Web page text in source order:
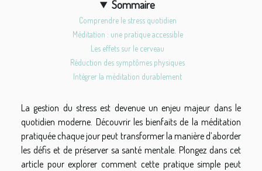
Sommaire
Comprendre le stress quotidien
Méditation : une pratique accessible
Les effets sur le cerveau
Réduction des symptômes physiques
Intégrer la méditation durablement
La gestion du stress est devenue un enjeu majeur dans le
quotidien moderne. Découvrir les bienfaits de la méditation
pratiquée chaque jour peut transformer la manière d’aborder
les défis et de préserver sa santé mentale. Plongez dans cet
article pour explorer comment cette pratique simple peut